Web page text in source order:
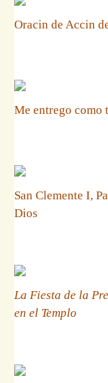
Oracin de Accin
Me entrego como
San Clemente I,
Dios
La Fiesta de la
en el Templo